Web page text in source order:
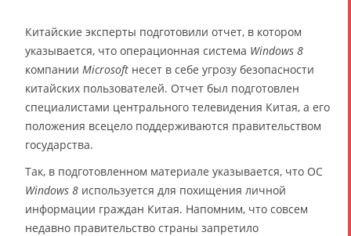
Китайские эксперты подготовили отчет, в котором
указывается, что операционная система Windows 8
компании Microsoft несет в себе угрозу безопасности
китайских пользователей. Отчет был подготовлен
специалистами центрального телевидения Китая, а его
положения всецело поддерживаются правительством
государства.
Так, в подготовленном материале указывается, что ОС
Windows 8 используется для похищения личной
информации граждан Китая. Напомним, что совсем
недавно правительство страны запретило